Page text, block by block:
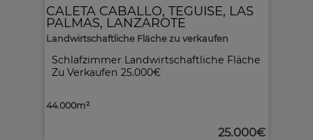
Schlafzimmer Landwirtschaftliche Fläche
Zu Verkaufen 25.000€
CALETA CABALLO, TEGUISE, LAS
PALMAS, LANZAROTE
Landwirtschaftliche Fläche zu verkaufen
44.000m²
25.000€